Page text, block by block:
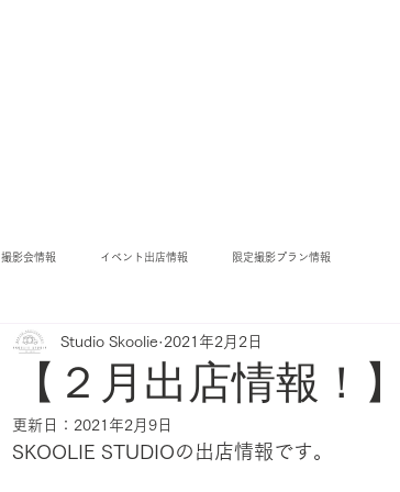
撮影会情報 イベント出店情報 限定撮影プラン情報
【２月出店情報！
Studio Skoolie 2021年2月2日
更新日： 2021年2月9日
SKOOLIE STUDIOの出店情報です。